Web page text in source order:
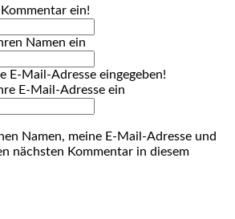
ein!
Namen ein
E-Mail-Adresse eingegeben!
E-Mail-Adresse ein
Namen, meine E-Mail-Adresse und
nächsten Kommentar in diesem